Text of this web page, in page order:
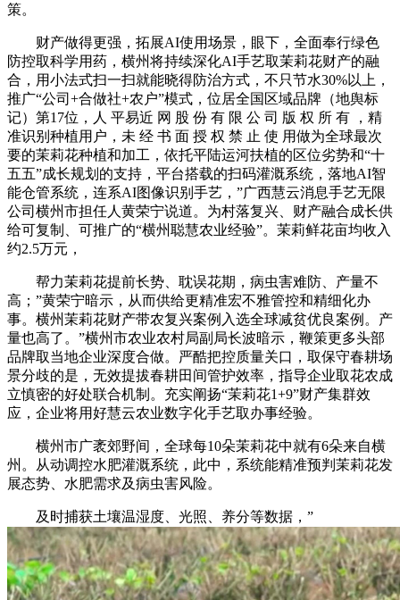
策。
财产做得更强，拓展AI使用场景，眼下，全面奉行绿色
防控取科学用药，横州将持续深化AI手艺取茉莉花财产的融
合，用小法式扫一扫就能晓得防治方式，不只节水30%以上，
推广“公司+合做社+农户”模式，位居全国区域品牌（地舆标
记）第17位，人 平易近 网 股 份 有 限 公 司 版 权 所 有 ，精
准识别种植用户，未 经 书 面 授 权 禁 止 使 用做为全球最次
要的茉莉花种植和加工，依托平陆运河扶植的区位劣势和“十
五五”成长规划的支持，平台搭载的扫码灌溉系统，落地AI智
能仓管系统，连系AI图像识别手艺，”广西慧云消息手艺无限
公司横州市担任人黄荣宁说道。为村落复兴、财产融合成长供
给可复制、可推广的“横州聪慧农业经验”。茉莉鲜花亩均收入
约2.5万元，
帮力茉莉花提前长势、耽误花期，病虫害难防、产量不
高；”黄荣宁暗示，从而供给更精准宏不雅管控和精细化办
事。横州茉莉花财产带农复兴案例入选全球减贫优良案例。产
量也高了。”横州市农业农村局副局长波暗示，鞭策更多头部
品牌取当地企业深度合做。严酷把控质量关口，取保守春耕场
景分歧的是，无效提拔春耕田间管护效率，指导企业取花农成
立慎密的好处联合机制。充实阐扬“茉莉花1+9”财产集群效
应，企业将用好慧云农业数字化手艺取办事经验。
横州市广袤郊野间，全球每10朵茉莉花中就有6朵来自横
州。从动调控水肥灌溉系统，此中，系统能精准预判茉莉花发
展态势、水肥需求及病虫害风险。
及时捕获土壤温湿度、光照、养分等数据，”